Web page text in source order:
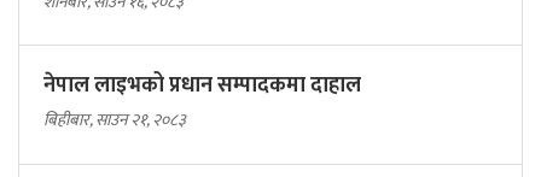
नेपाल लाइभको प्रधान सम्पादकमा दाहाल
बिहीबार, साउन २१, २०८३